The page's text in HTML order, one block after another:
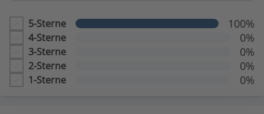
5-Sterne 100%
4-Sterne 0%
3-Sterne 0%
2-Sterne 0%
1-Sterne 0%